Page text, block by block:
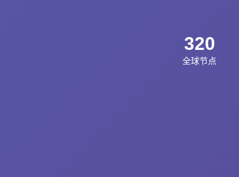
320
全球节点